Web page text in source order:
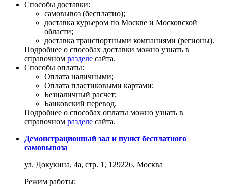
Способы доставки:
самовывоз (бесплатно);
доставка курьером по Москве и Московской
области;
доставка транспортными компаниями (регионы).
Подробнее о способах доставки можно узнать в
справочном разделе сайта.
Способы оплаты:
Оплата наличными;
Оплата пластиковыми картами;
Безналичный расчет;
Банковский перевод.
Подробнее о способах оплаты можно узнать в
справочном разделе сайта.
Демонстрационный зал и пункт бесплатного
самовывоза
ул. Докукина, 4а, стр. 1, 129226, Москва
Режим работы: